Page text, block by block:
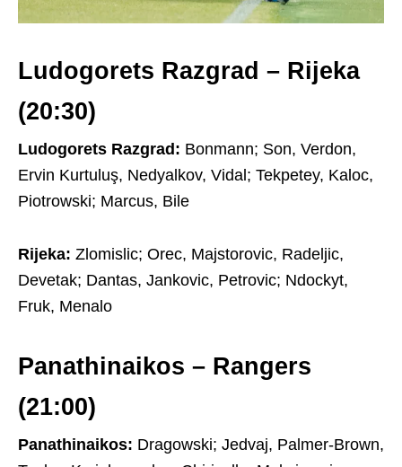
Ludogorets Razgrad – Rijeka
(20:30)
Ludogorets Razgrad: Bonmann; Son, Verdon,
Ervin Kurtuluş, Nedyalkov, Vidal; Tekpetey, Kaloc,
Piotrowski; Marcus, Bile
Rijeka: Zlomislic; Orec, Majstorovic, Radeljic,
Devetak; Dantas, Jankovic, Petrovic; Ndockyt,
Fruk, Menalo
Panathinaikos – Rangers
(21:00)
Panathinaikos: Dragowski; Jedvaj, Palmer-Brown,